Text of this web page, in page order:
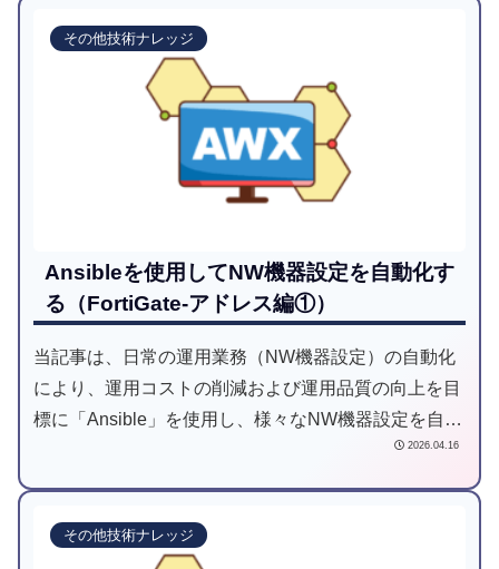
その他技術ナレッジ
Ansibleを使用してNW機器設定を自動化す
る（FortiGate-アドレス編①）
当記事は、日常の運用業務（NW機器設定）の自動化
により、運用コストの削減および運用品質の向上を目
標に「Ansible」を使用し、様々なNW機器設定を自動
2026.04.16
その他技術ナレッジ